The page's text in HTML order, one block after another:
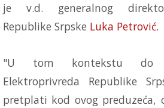
je v.d. generalnog
Republike Srpske Luka Petrović.
"U tom kontekstu do
Elektroprivreda Republike
pretplati kod ovog preduzeća,